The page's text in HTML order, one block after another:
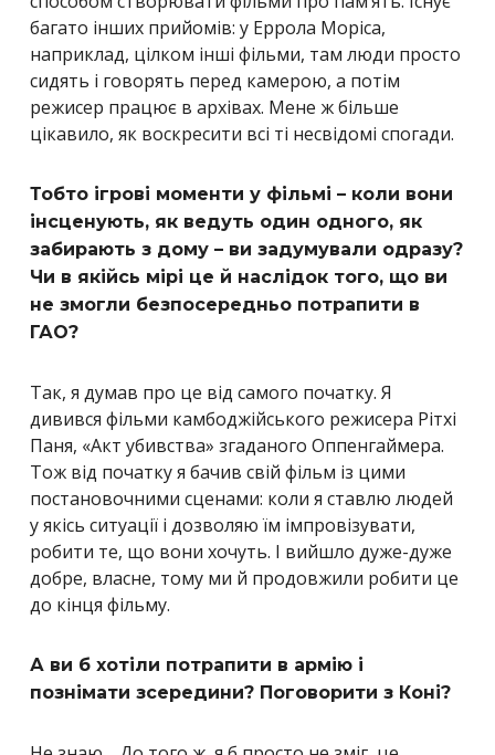
багато інших прийомів: у Еррола Моріса,
наприклад, цілком інші фільми, там люди просто
сидять і говорять перед камерою, а потім
режисер працює в архівах. Мене ж більше
цікавило, як воскресити всі ті несвідомі спогади.
Тобто ігрові моменти у фільмі – коли вони
інсценують, як ведуть один одного, як
забирають з дому – ви задумували одразу?
Чи в якійсь мірі це й наслідок того, що ви
не змогли безпосередньо потрапити в
ГАО?
Так, я думав про це від самого початку. Я
дивився фільми камбоджійського режисера Рітхі
Паня, «Акт убивства» згаданого Оппенгаймера.
Тож від початку я бачив свій фільм із цими
постановочними сценами: коли я ставлю людей
у якісь ситуації і дозволяю їм імпровізувати,
робити те, що вони хочуть. І вийшло дуже-дуже
добре, власне, тому ми й продовжили робити це
до кінця фільму.
А ви б хотіли потрапити в армію і
познімати зсередини? Поговорити з Коні?